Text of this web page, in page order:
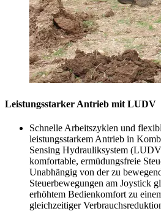
Leistungsstarker Antrieb mit LUDV
Schnelle Arbeitszyklen und
leistungsstarkem Antrieb in
Sensing Hydrauliksystem
komfortable, ermüdungsfreie
Unabhängig von der zu
Steuerbewegungen am Joystick
erhöhtem Bedienkomfort zu
gleichzeitiger